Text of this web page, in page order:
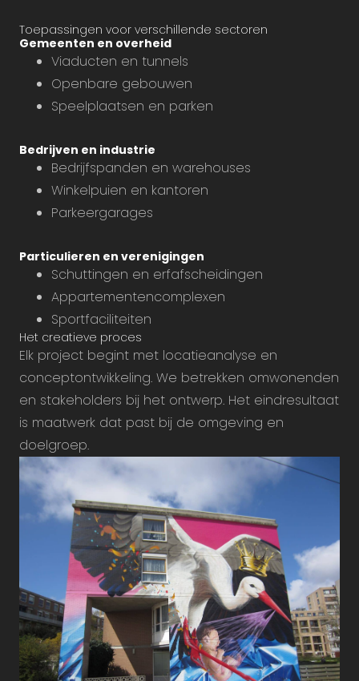
Toepassingen voor verschillende sectoren
Gemeenten en overheid
Viaducten en tunnels
Openbare gebouwen
Speelplaatsen en parken
Bedrijven en industrie
Bedrijfspanden en warehouses
Winkelpuien en kantoren
Parkeergarages
Particulieren en verenigingen
Schuttingen en erfafscheidingen
Appartementencomplexen
Sportfaciliteiten
Het creatieve proces
Elk project begint met locatieanalyse en
conceptontwikkeling. We betrekken omwonenden
en stakeholders bij het ontwerp. Het eindresultaat
is maatwerk dat past bij de omgeving en
doelgroep.